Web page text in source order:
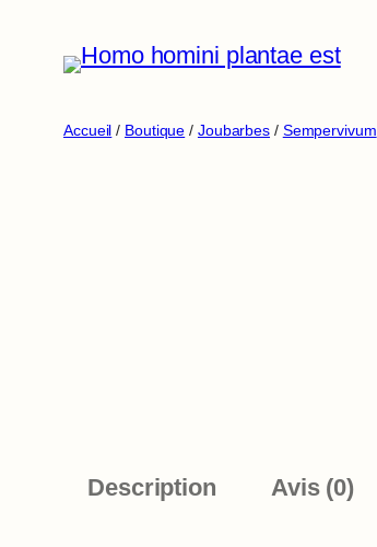
Accueil / Boutique / Joubarbes / Sempervivum
Description
Avis (0)